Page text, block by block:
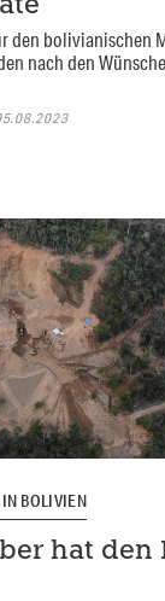
den bolivianischen
nach den
IN BOLIVIEN
hat den